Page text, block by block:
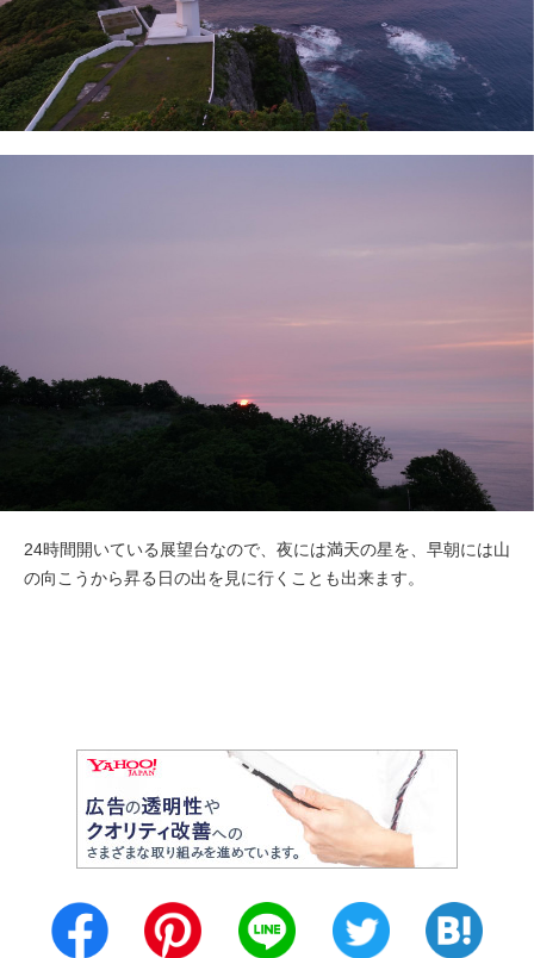
24時間開いている展望台なので、夜には満天の星を、早朝には山
の向こうから昇る日の出を見に行くことも出来ます。